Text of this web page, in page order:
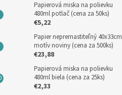
Papierová miska na polievku
480ml potlač (cena za 50ks)
€5,22
Papier nepremastiteľný 40x33cm
motív noviny (cena za 500ks)
€23,88
Papierová miska na polievku
480ml biela (cena za 25ks)
€2,33